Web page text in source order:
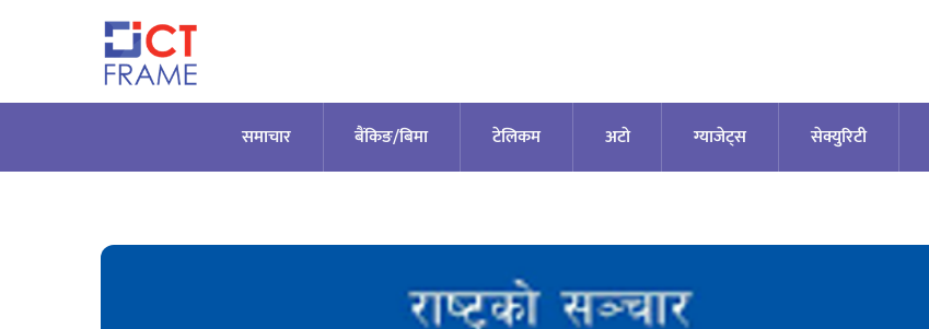
समाचार बैंकिङ/बिमा टेलिकम अटाे ग्याजेट्स सेक्युरिटी